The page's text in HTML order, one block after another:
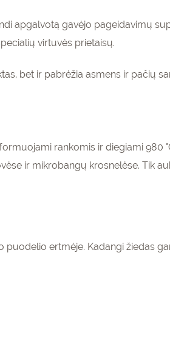
apgalvotą gavėjo pageidavimų
virtuvės prietaisų.
bet ir pabrėžia asmens ir pačių
rankomis ir diegiami 980
ir mikrobangų krosnelėse. Tik
ertmėje. Kadangi žiedas